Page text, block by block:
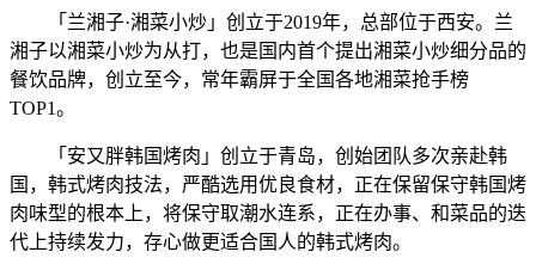
「兰湘子·湘菜小炒」创立于2019年，总部位于西安。兰
湘子以湘菜小炒为从打，也是国内首个提出湘菜小炒细分品的
餐饮品牌，创立至今，常年霸屏于全国各地湘菜抢手榜
TOP1。
「安又胖韩国烤肉」创立于青岛，创始团队多次亲赴韩
国，韩式烤肉技法，严酷选用优良食材，正在保留保守韩国烤
肉味型的根本上，将保守取潮水连系，正在办事、和菜品的迭
代上持续发力，存心做更适合国人的韩式烤肉。